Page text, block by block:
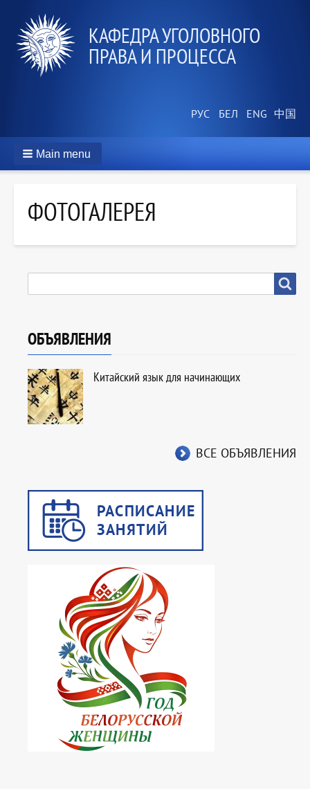
КАФЕДРА УГОЛОВНОГО
ПРАВА И ПРОЦЕССА
Main menu
ФОТОГАЛЕРЕЯ
ОБЪЯВЛЕНИЯ
Китайский язык для начинающих
ВСЕ ОБЪЯВЛЕНИЯ